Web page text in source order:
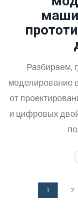
Разбираем,
моделирование
от
и цифровых
1 2